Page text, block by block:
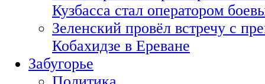
Кузбасса стал оператором
Зеленский провёл встречу с
Кобахидзе в Ереване
Забугорье